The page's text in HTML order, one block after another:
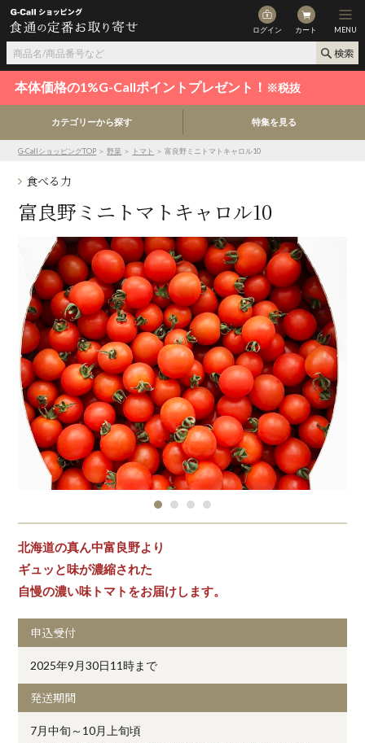
ログイン カート MENU
本体価格の1%G-Callポイントプレゼント！ ※税抜
カテゴリーから探す 特集を見る
G-CallショッピングTOP ＞野菜 ＞ トマト ＞ 富良野ミニトマトキャロル10
食べる力
富良野ミニトマトキャロル10
北海道の真ん中富良野より
ギュッと味が濃縮された
自慢の濃い味トマトをお届けします。
申込受付
2025年9月30日11時まで
発送期間
7月中旬～10月上旬頃